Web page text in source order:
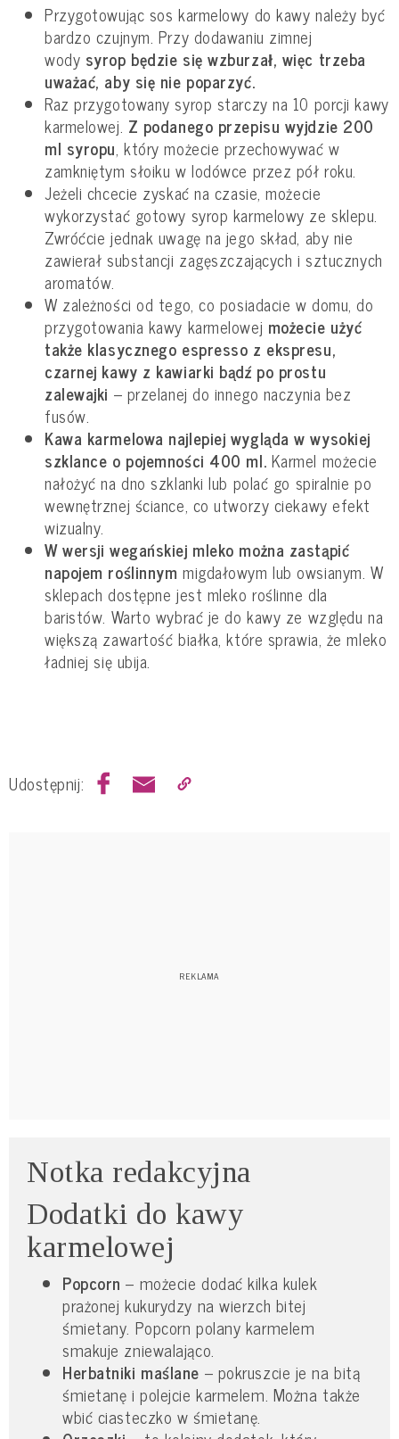
Przygotowując sos karmelowy do kawy należy być
bardzo czujnym. Przy dodawaniu zimnej
wody syrop będzie się wzburzał, więc trzeba
uważać, aby się nie poparzyć.
Raz przygotowany syrop starczy na 10 porcji kawy
karmelowej. Z podanego przepisu wyjdzie 200
ml syropu, który możecie przechowywać w
zamkniętym słoiku w lodówce przez pół roku.
Jeżeli chcecie zyskać na czasie, możecie
wykorzystać gotowy syrop karmelowy ze sklepu.
Zwróćcie jednak uwagę na jego skład, aby nie
zawierał substancji zagęszczających i sztucznych
aromatów.
W zależności od tego, co posiadacie w domu, do
przygotowania kawy karmelowej możecie użyć
także klasycznego espresso z ekspresu,
czarnej kawy z kawiarki bądź po prostu
zalewajki – przelanej do innego naczynia bez
fusów.
Kawa karmelowa najlepiej wygląda w wysokiej
szklance o pojemności 400 ml. Karmel możecie
nałożyć na dno szklanki lub polać go spiralnie po
wewnętrznej ściance, co utworzy ciekawy efekt
wizualny.
W wersji wegańskiej mleko można zastąpić
napojem roślinnym migdałowym lub owsianym. W
sklepach dostępne jest mleko roślinne dla
baristów. Warto wybrać je do kawy ze względu na
większą zawartość białka, które sprawia, że mleko
ładniej się ubija.
Udostępnij:
Notka redakcyjna
Dodatki do kawy
karmelowej
Popcorn – możecie dodać kilka kulek
prażonej kukurydzy na wierzch bitej
śmietany. Popcorn polany karmelem
smakuje zniewalająco.
Herbatniki maślane – pokruszcie je na bitą
śmietanę i polejcie karmelem. Można także
wbić ciasteczko w śmietanę.